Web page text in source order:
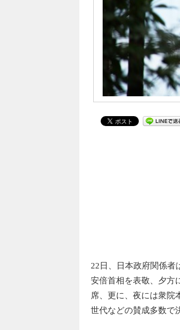
22日、日本政府関係者
安倍首相を表敬、夕方
席、更に、夜には衆院
世代などの賛成多数で